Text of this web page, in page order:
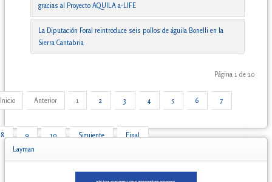
gracias al Proyecto AQUILA a-LIFE
La Diputación Foral reintroduce seis pollos de águila Bonelli en la
Sierra Cantabria
Página 1 de 10
Inicio Anterior 1 2 3 4 5 6 7
8 9 10 Siguiente
Final
Layman